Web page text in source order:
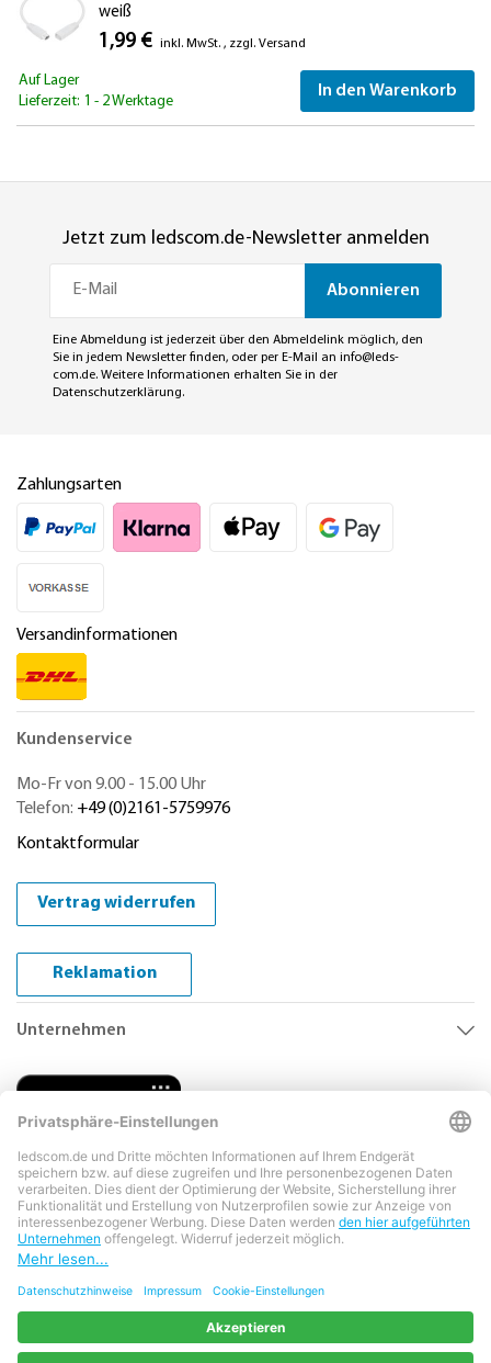
weiß
1,99 € inkl. MwSt. , zzgl. Versand
Auf Lager
Lieferzeit: 1 - 2 Werktage
In den Warenkorb
Jetzt zum ledscom.de-Newsletter anmelden
Abonnieren
Eine Abmeldung ist jederzeit über den Abmeldelink möglich, den
Sie in jedem Newsletter finden, oder per E-Mail an info@leds-
com.de. Weitere Informationen erhalten Sie in der
Datenschutzerklärung.
Zahlungsarten
Versandinformationen
Kundenservice
Mo-Fr von 9.00 - 15.00 Uhr
Telefon: +49 (0)2161-5759976
Kontaktformular
Vertrag widerrufen
Reklamation
Unternehmen
Copyright © 2026 LEDs Com GmbH